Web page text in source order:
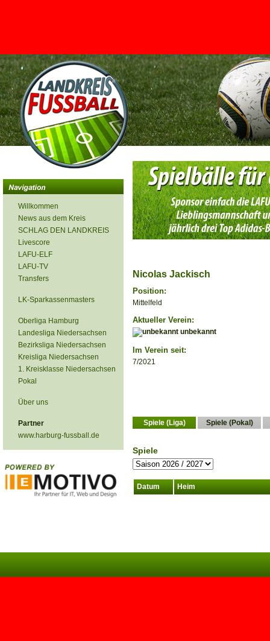
<
Willkommen
News aus dem Kreis
SCHLAG DEN LANDKREIS
Livescore
LAFU-ELF
LAFU-TV
Transfers
LK-Sparkassenmasters
Oberliga Hamburg
Landesliga Niedersachsen
Bezirksliga Niedersachsen
Kreisliga Niedersachsen
1. Kreisklasse Niedersachsen
Pokal
Über uns
Partner
www.harburg-fussball.de
Nicolas Jackisch
Position:
Mittelfeld
Aktueller Verein:
unbekannt
Im Verein seit:
7/2021
Spiele (Liga) Spiele (Pokal)
Spiele
Datum Heim